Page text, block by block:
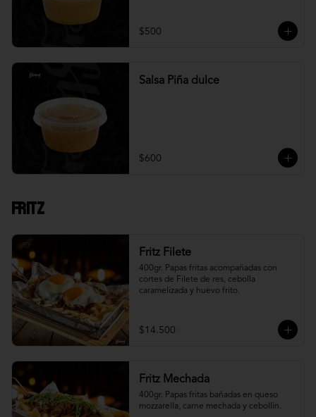
$500
Salsa Piña dulce
$600
Fritz
Fritz Filete
400gr. Papas fritas acompañadas con
cortes de Filete de res, cebolla
caramelizada y huevo frito.
$14.500
Fritz Mechada
400gr. Papas fritas bañadas en queso
mozzarella, carne mechada y cebollín.